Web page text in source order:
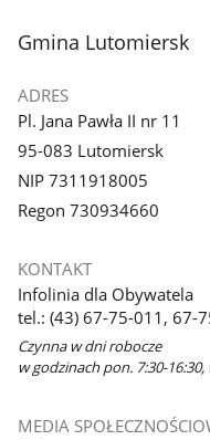
stopka
Gmina Lutomiersk
ADRES
Pl. Jana Pawła II nr 11
95-083 Lutomiersk
NIP 7311918005
Regon 730934660
KONTAKT
Infolinia dla Obywatela
tel.: (43) 67-75-011, 67-
Czynna w dni robocze
w godzinach pon. 7:30-
MEDIA